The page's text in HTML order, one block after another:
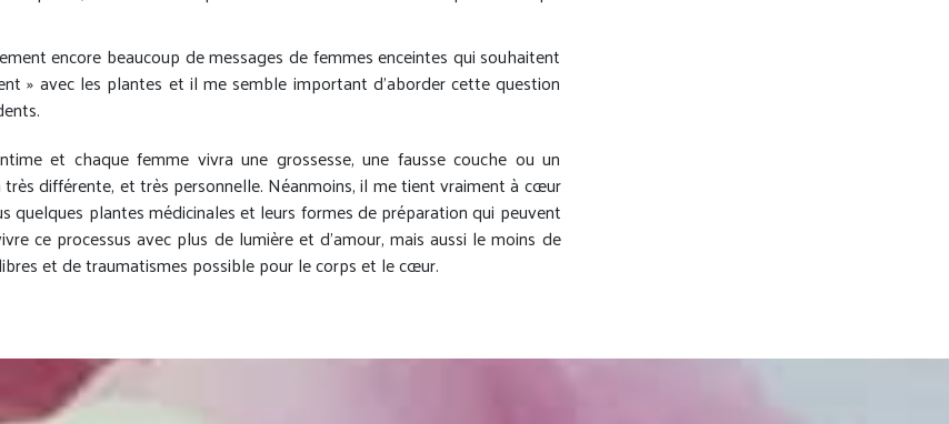
encore beaucoup de messages de femmes enceintes qui souhaitent
» avec les plantes et il me semble important d’aborder cette question
et chaque femme vivra une grossesse, une fausse couche ou un
différente, et très personnelle. Néanmoins, il me tient vraiment à cœur
quelques plantes médicinales et leurs formes de préparation qui peuvent
ce processus avec plus de lumière et d’amour, mais aussi le moins de
et de traumatismes possible pour le corps et le cœur.